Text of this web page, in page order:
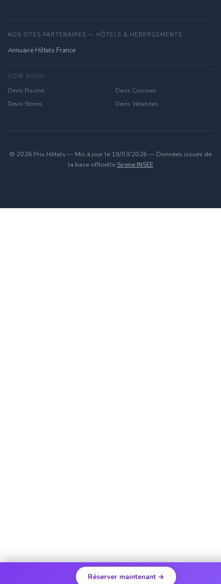
NOS SITES PARTENAIRES — HÔTELS & HÉBERGEMENTS
Annuaire Hôtels France
VOIR AUSSI
Devis Piscine
Devis Cuisines
Devis Stores
Devis Vérandas
© 2026 Prix Hôtels — Mis à jour le 19/03/2026 — Données issues de
la base officielle Sirene INSEE
Réserver maintenant →